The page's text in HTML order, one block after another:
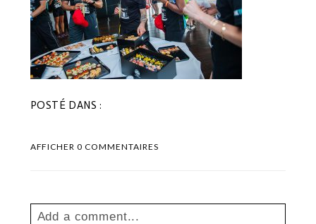
POSTÉ DANS :
AFFICHER0 COMMENTAIRES
Add a comment...